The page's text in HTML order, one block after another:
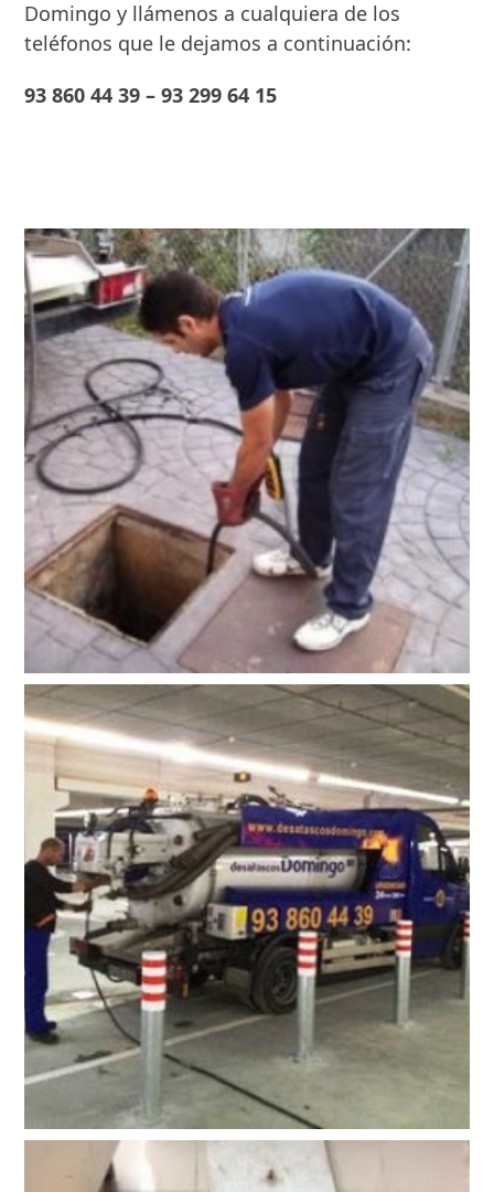
Domingo y llámenos a cualquiera de los
teléfonos que le dejamos a continuación:
93 860 44 39 – 93 299 64 15